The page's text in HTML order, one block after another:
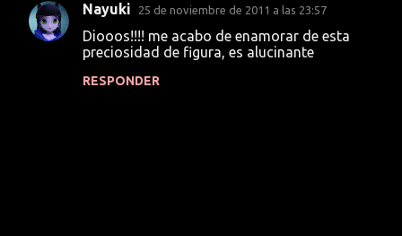
o
Nayuki 25 de noviembre de 2011 a las 23:57
Diooos!!!! me acabo de enamorar de esta
preciosidad de figura, es alucinante
RESPONDER